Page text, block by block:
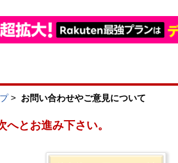
> お問い合わせやご意見について
とお進み下さい。